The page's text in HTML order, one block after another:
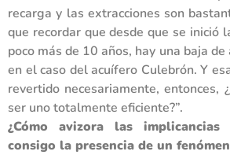
recarga y las extracciones son
que recordar que desde que se inició
poco más de 10 años, hay una baja
en el caso del acuífero Culebrón. Y
revertido necesariamente, entonces,
ser uno totalmente eficiente?”.
¿Cómo avizora las
consigo la presencia de un